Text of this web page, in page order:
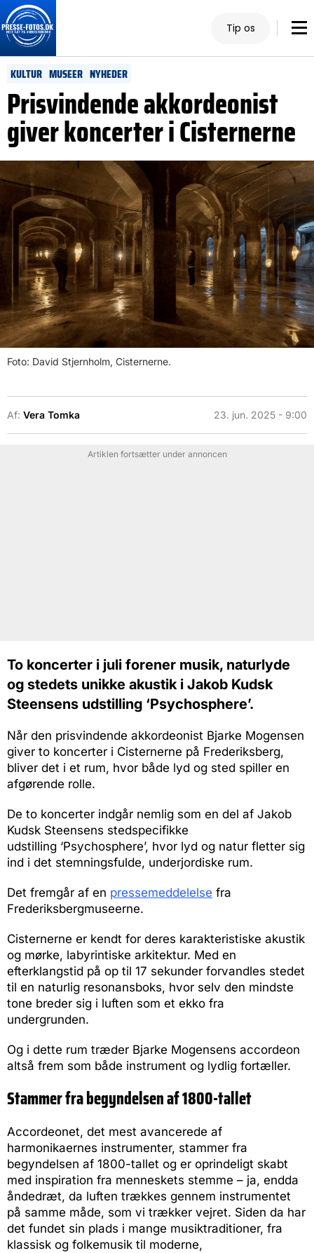
Tip os
KULTUR MUSEER NYHEDER
Prisvindende akkordeonist
giver koncerter i Cisternerne
Foto: David Stjernholm, Cisternerne.
Af: Vera Tomka 23. jun. 2025 - 9:00
Artiklen fortsætter under annoncen
To koncerter i juli forener musik, naturlyde
og stedets unikke akustik i Jakob Kudsk
Steensens udstilling ‘Psychosphere’.
Når den prisvindende akkordeonist Bjarke Mogensen
giver to koncerter i Cisternerne på Frederiksberg,
bliver det i et rum, hvor både lyd og sted spiller en
afgørende rolle.
De to koncerter indgår nemlig som en del af Jakob
Kudsk Steensens stedspecifikke
udstilling ‘Psychosphere’, hvor lyd og natur fletter sig
ind i det stemningsfulde, underjordiske rum.
Det fremgår af en pressemeddelelse fra
Frederiksbergmuseerne.
Cisternerne er kendt for deres karakteristiske akustik
og mørke, labyrintiske arkitektur. Med en
efterklangstid på op til 17 sekunder forvandles stedet
til en naturlig resonansboks, hvor selv den mindste
tone breder sig i luften som et ekko fra
undergrunden.
Og i dette rum træder Bjarke Mogensens accordeon
altså frem som både instrument og lydlig fortæller.
Stammer fra begyndelsen af 1800-tallet
Accordeonet, det mest avancerede af
harmonikaernes instrumenter, stammer fra
begyndelsen af 1800-tallet og er oprindeligt skabt
med inspiration fra menneskets stemme – ja, endda
åndedræt, da luften trækkes gennem instrumentet
på samme måde, som vi trækker vejret. Siden da har
det fundet sin plads i mange musiktraditioner, fra
klassisk og folkemusik til moderne,